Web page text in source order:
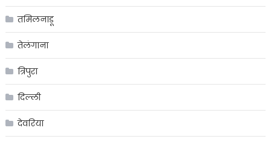
तमिलनाडू
तेलंगाना
त्रिपुरा
दिल्ली
देवरिया